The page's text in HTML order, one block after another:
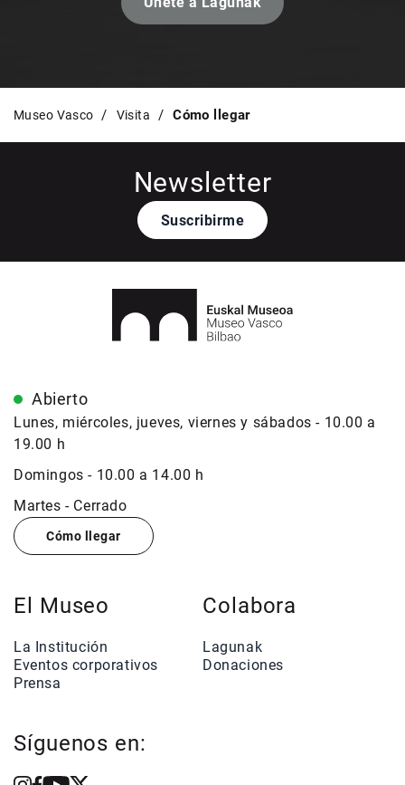
Museo Vasco Visita Cómo llegar
Newsletter
Suscribirme
Abierto
Lunes, miércoles, jueves, viernes y sábados - 10.00 a
19.00 h
Domingos - 10.00 a 14.00 h
Martes - Cerrado
Cómo llegar
El Museo
La Institución
Eventos corporativos
Prensa
Colabora
Lagunak
Donaciones
Síguenos en: